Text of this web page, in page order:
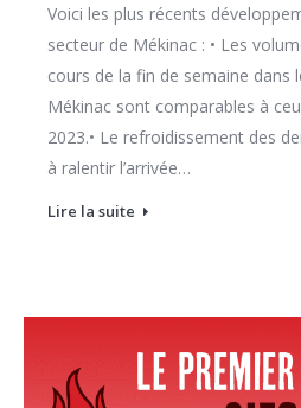
Voici les plus récents
secteur de Mékinac : • Les
cours de la fin de semaine dans
Mékinac sont comparables à
2023.• Le refroidissement des
à ralentir l’arrivée…
Lire la suite